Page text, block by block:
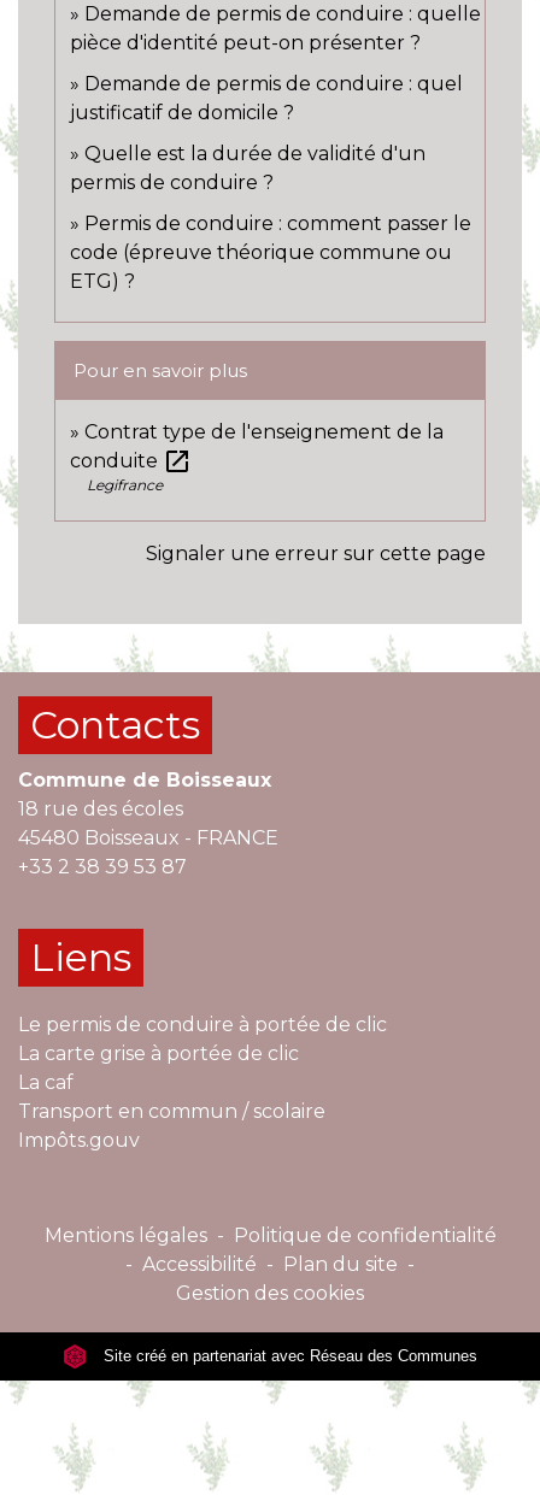
Demande de permis de conduire : quelle
pièce d'identité peut-on présenter ?
Demande de permis de conduire : quel
justificatif de domicile ?
Quelle est la durée de validité d'un
permis de conduire ?
Permis de conduire : comment passer le
code (épreuve théorique commune ou
ETG) ?
Pour en savoir plus
Contrat type de l'enseignement de la
conduite open_in_new
Legifrance
Signaler une erreur sur cette page
Contacts
Commune de Boisseaux
18 rue des écoles
45480 Boisseaux - FRANCE
+33 2 38 39 53 87
Liens
Le permis de conduire à portée de clic
La carte grise à portée de clic
La caf
Transport en commun / scolaire
Impôts.gouv
Mentions légales -
Politique de confidentialité
- Accessibilité - Plan du site -
Gestion des cookies
Site créé en partenariat avec Réseau des Communes